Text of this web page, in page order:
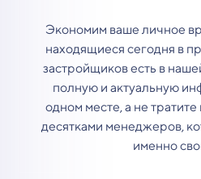
Экономим ваше личное
находящиеся сегодня в
застройщиков есть в
полную и актуальную
одном месте, а не
десятками менеджеров,
именно